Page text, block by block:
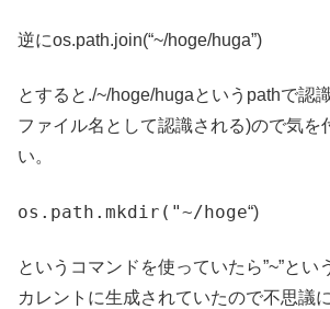
逆にos.path.join(“~/hoge/huga”)
とすると./~/hoge/hugaというpathで認
ファイル名として認識される)ので気を
い。
os.path.mkdir("~/hoge“)
というコマンドを使っていたら”~”とい
カレントに生成されていたので不思議